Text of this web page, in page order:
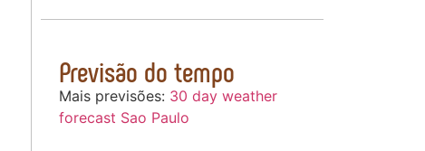
Previsão do tempo
Mais previsões: 30 day weather
forecast Sao Paulo